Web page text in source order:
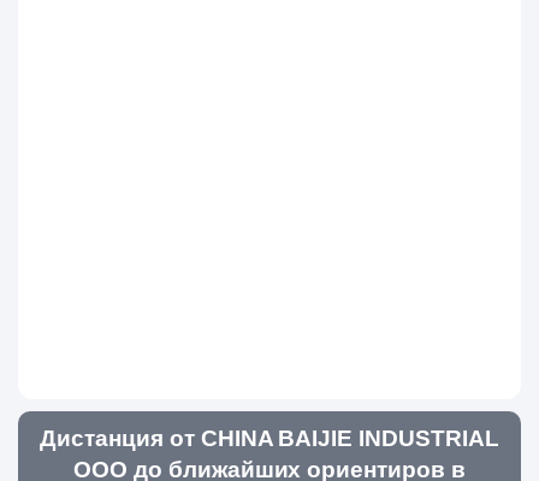
Дистанция от CHINA BAIJIE INDUSTRIAL
ООО до ближайших ориентиров в